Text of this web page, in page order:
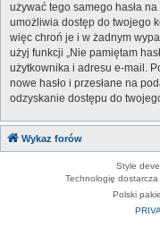
używać tego samego hasła
umożliwia dostęp do twojego
więc chroń je i w żadnym
użyj funkcji „Nie pamiętam
użytkownika i adresu e-mail.
nowe hasło i przesłane na
odzyskanie dostępu do
Wykaz forów
Style
Technologię dostarcza
Polski